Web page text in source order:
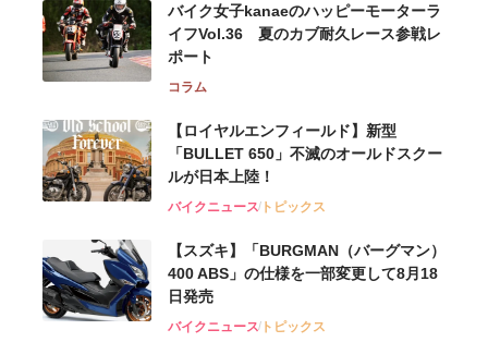
バイク女子kanaeのハッピーモーターラ
イフVol.36 夏のカブ耐久レース参戦レ
ポート
コラム
【ロイヤルエンフィールド】新型
「BULLET 650」不滅のオールドスクー
ルが⽇本上陸！
バイクニューストピックス
【スズキ】「BURGMAN（バーグマン）
400 ABS」の仕様を一部変更して8月18
日発売
バイクニューストピックス